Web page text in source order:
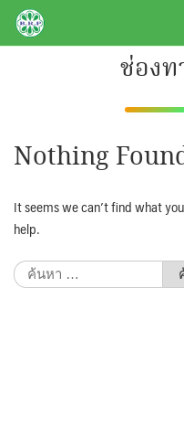
SkipBRPAUTO.COM
ช่องท
Nothing
It seems we can’t find what
help.
ค้นหา
สำหรับ: